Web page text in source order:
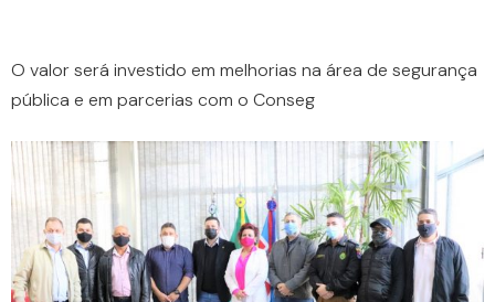
O valor será investido em melhorias na área de segurança
pública e em parcerias com o Conseg